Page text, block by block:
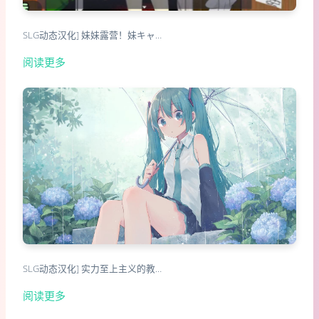
SLG动态汉化] 妹妹露营！妹キャ…
阅读更多
SLG动态汉化] 实力至上主义的教…
阅读更多